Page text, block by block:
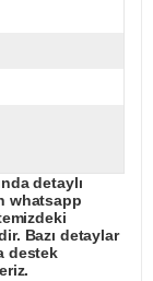
detaylı
whatsapp
Bazı detaylar
destek